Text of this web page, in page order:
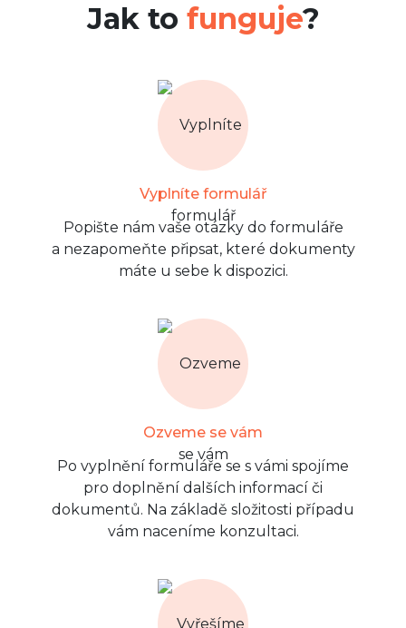
Jak to funguje?
Vyplníte formulář
Popište nám vaše otázky do formuláře
a nezapomeňte připsat, které dokumenty
máte u sebe k dispozici.
Ozveme se vám
Po vyplnění formuláře se s vámi spojíme
pro doplnění dalších informací či
dokumentů. Na základě složitosti případu
vám naceníme konzultaci.